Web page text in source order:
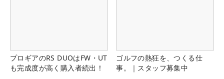
プロギアのRS DUOはFW・UT
も完成度が高く購入者続出！
ゴルフの熱狂を、つくる仕
事。｜スタッフ募集中